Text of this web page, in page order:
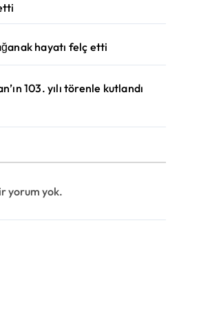
hayatı felç etti
103. yılı törenle kutlandı
yorum yok.